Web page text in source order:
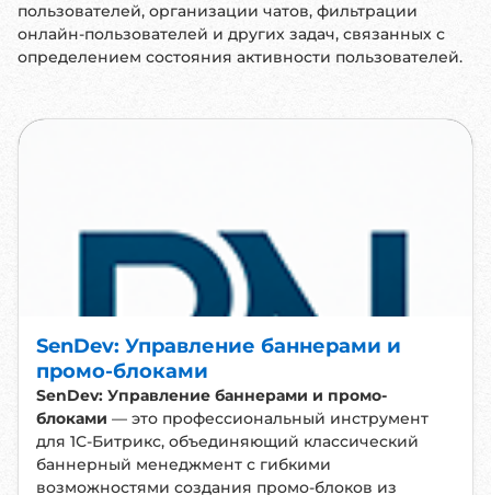
пользователей, организации чатов, фильтрации
онлайн-пользователей и других задач, связанных с
определением состояния активности пользователей.
SenDev: Управление баннерами и
промо-блоками
SenDev: Управление баннерами и промо-
блоками — это профессиональный инструмент
для 1С-Битрикс, объединяющий классический
баннерный менеджмент с гибкими
возможностями создания промо-блоков из